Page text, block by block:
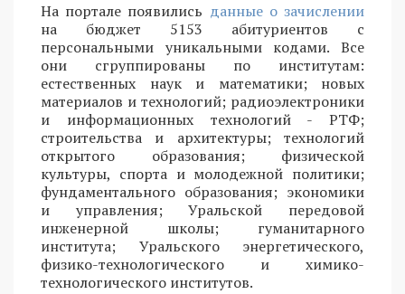
На портале появились данные о зачислении
на бюджет 5153 абитуриентов с
персональными уникальными кодами. Все
они сгруппированы по институтам:
естественных наук и математики; новых
материалов и технологий; радиоэлектроники
и информационных технологий - РТФ;
строительства и архитектуры; технологий
открытого образования; физической
культуры, спорта и молодежной политики;
фундаментального образования; экономики
и управления; Уральской передовой
инженерной школы; гуманитарного
института; Уральского энергетического,
физико-технологического и химико-
технологического институтов.